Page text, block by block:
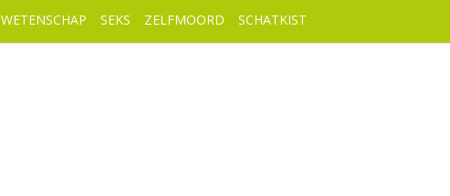
WETENSCHAP SEKS ZELFMOORD SCHATKIST